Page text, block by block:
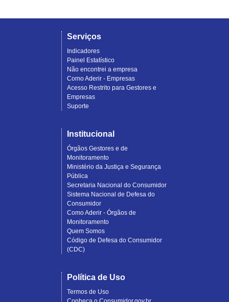
Serviços
Indicadores
Painel Estatístico
Não encontrei a empresa
Como Aderir - Empresas
Acesso Restrito para Gestores e
Empresas
Suporte
Institucional
Órgãos Gestores e de
Monitoramento
Ministério da Justiça e Segurança
Pública
Secretaria Nacional do Consumidor
Sistema Nacional de Defesa do
Consumidor
Como Aderir - Órgãos de
Monitoramento
Quem Somos
Código de Defesa do Consumidor
(CDC)
Política de Uso
Termos de Uso